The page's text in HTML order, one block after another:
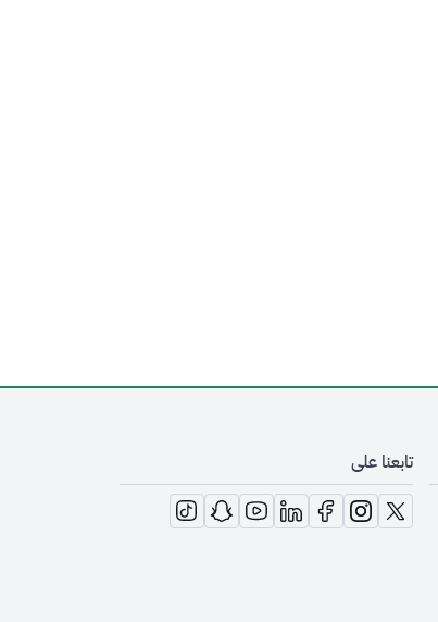
تابعنا على
opens in new window
opens in new window
opens in new window
opens in new window
opens in new window
opens in new window
opens in new window